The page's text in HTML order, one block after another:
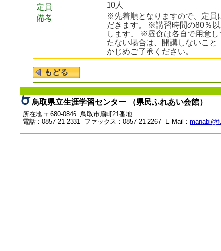
定員
10人
備考
※先着順となりますので、定員
だきます。 ※講習時間の80％
します。 ※昼食は各自で用意
たない場合は、開講しないこ
かじめご了承ください。
鳥取県立生涯学習センター （県民ふれあい会館）
所在地 〒680-0846 鳥取市扇町21番地
電話：0857-21-2331 ファックス：0857-21-2267 E-Mail：